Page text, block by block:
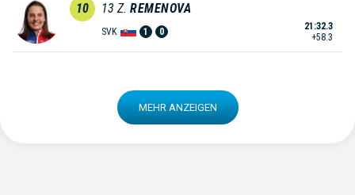
10 13 Z. REMENOVA
SVK 1 0
21:32.3
+58.3
MEHR ANZEIGEN